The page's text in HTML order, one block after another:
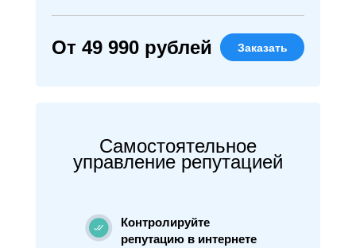
От 49 990 рублей Заказать
Самостоятельное
управление репутацией
Контролируйте
репутацию в интернете